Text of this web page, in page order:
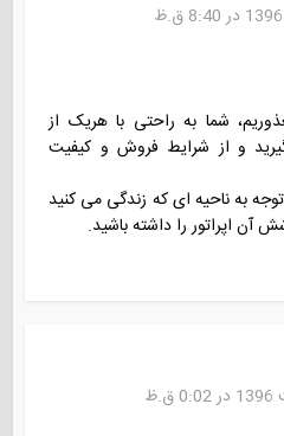
شما به راحتی با هریک از
و از شرایط فروش و کیفیت
به ناحیه ای که زندگی می کنید
آن اپراتور را داشته باشید.